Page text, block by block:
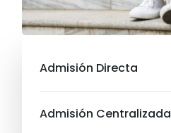
Admisión Directa
Admisión Centralizada